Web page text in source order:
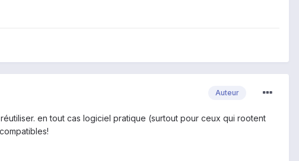
Auteur
en tout cas logiciel pratique (surtout pour ceux qui rootent